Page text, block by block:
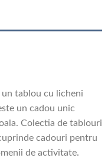
tablou cu licheni
un cadou unic
Colectia de tablouri
cadouri pentru
de activitate.